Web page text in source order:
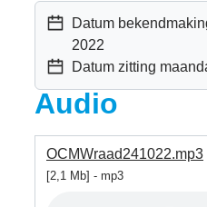
Datum
2022
Datum zitting
Audio
OCMWraad241022.mp3
2,1 Mb mp3